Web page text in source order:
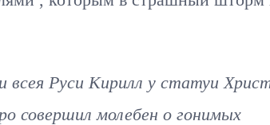
Руси Кирилл у статуи
совершил молебен о гонимых